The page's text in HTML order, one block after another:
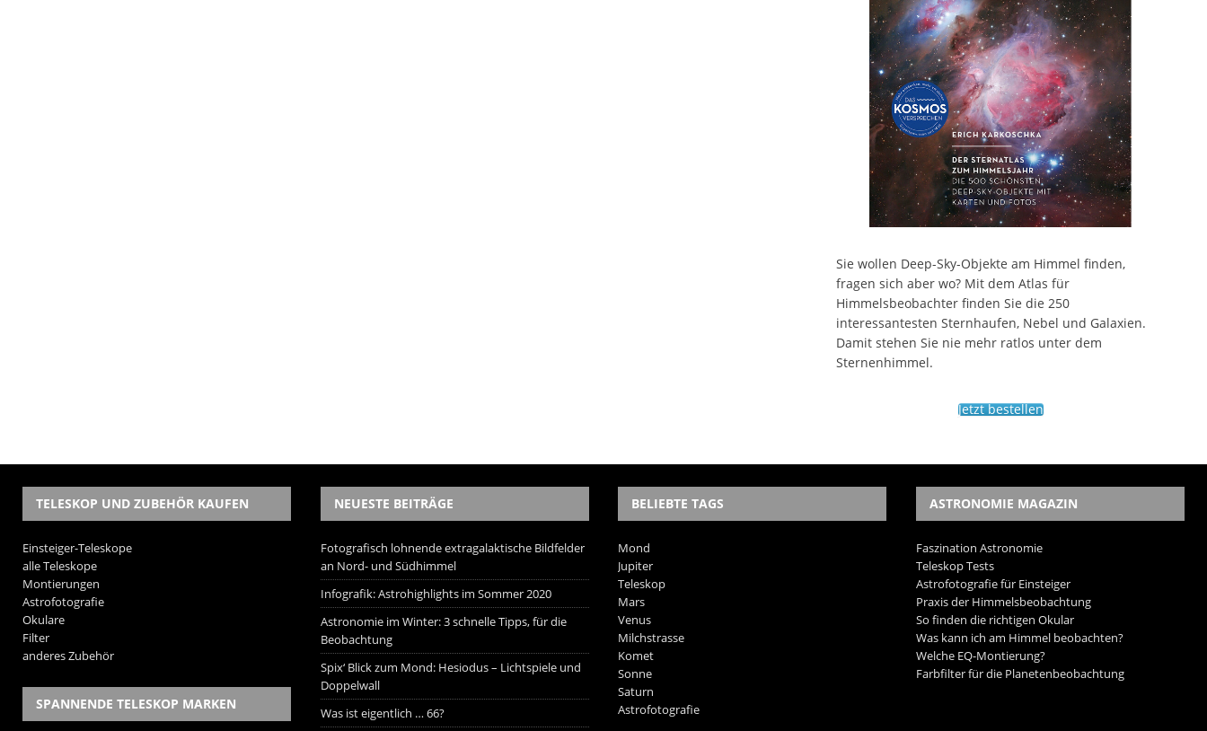
Sie wollen Deep-Sky-Objekte am Himmel finden,
fragen sich aber wo? Mit dem Atlas für
Himmelsbeobachter finden Sie die 250
interessantesten Sternhaufen, Nebel und Galaxien.
Damit stehen Sie nie mehr ratlos unter dem
Sternenhimmel.
Jetzt bestellen
TELESKOP UND ZUBEHÖR KAUFEN
Einsteiger-Teleskope
alle Teleskope
Montierungen
Astrofotografie
Okulare
Filter
anderes Zubehör
SPANNENDE TELESKOP MARKEN
NEUESTE BEITRÄGE
Fotografisch lohnende extragalaktische Bildfelder
an Nord- und Südhimmel
Infografik: Astrohighlights im Sommer 2020
Astronomie im Winter: 3 schnelle Tipps, für die
Beobachtung
Spix‘ Blick zum Mond: Hesiodus – Lichtspiele und
Doppelwall
Was ist eigentlich … 66?
BELIEBTE TAGS
Mond
Jupiter
Teleskop
Mars
Venus
Milchstrasse
Komet
Sonne
Saturn
Astrofotografie
ASTRONOMIE MAGAZIN
Faszination Astronomie
Teleskop Tests
Astrofotografie für Einsteiger
Praxis der Himmelsbeobachtung
So finden die richtigen Okular
Was kann ich am Himmel beobachten?
Welche EQ-Montierung?
Farbfilter für die Planetenbeobachtung